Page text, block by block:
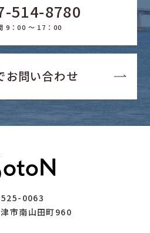
514-8780
9：00 ～ 17：00
お問い合わせ
525-0063
市南山田町960